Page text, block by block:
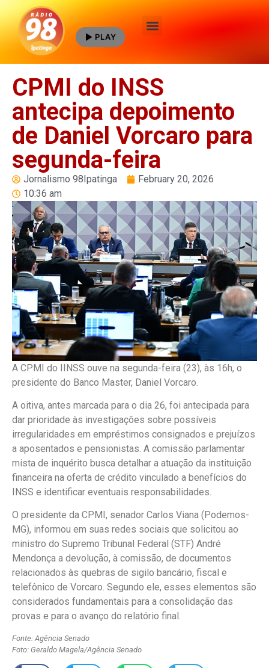
PLAY
CPMI do INSS
antecipa depoimento
de Daniel Vorcaro para
segunda-feira
Jornalismo 98Ipatinga
February 20, 2026
10:36 am
A CPMI do IINSS ouve na segunda-feira (23), às 16h, o
presidente do Banco Master, Daniel Vorcaro.
A oitiva, antes marcada para o dia 26, foi antecipada para
dar prioridade às investigações sobre possíveis
irregularidades em empréstimos consignados e prejuízos
a aposentados e pensionistas. A comissão parlamentar
mista de inquérito busca detalhar a atuação da instituição
financeira na oferta de crédito vinculado a benefícios do
INSS e identificar eventuais responsabilidades.
O presidente da CPMI, senador Carlos Viana (Podemos-
MG), informou em suas redes sociais que solicitou ao
ministro do Supremo Tribunal Federal (STF) André
Mendonça a devolução, à comissão, de documentos
relacionados às quebras de sigilo bancário, fiscal e
telefônico de Vorcaro. Segundo ele, esses elementos são
considerados fundamentais para a consolidação das
provas e para o avanço do relatório final.
Fonte: Agência Senado
Foto: Geraldo Magela/Agência Senado